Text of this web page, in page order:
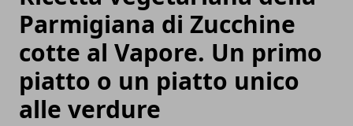
Parmigiana di Zucchine
cotte al Vapore. Un primo
piatto o un piatto unico
alle verdure